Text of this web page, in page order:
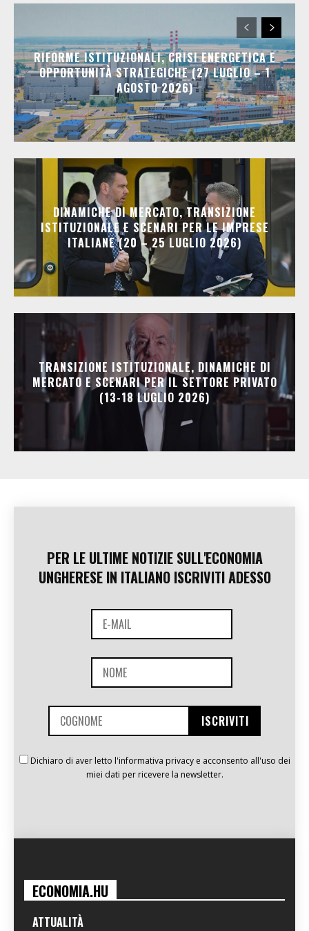
RIFORME ISTITUZIONALI, CRISI ENERGETICA E
OPPORTUNITÀ STRATEGICHE (27 LUGLIO – 1
AGOSTO 2026)
DINAMICHE DI MERCATO, TRANSIZIONE
ISTITUZIONALE E SCENARI PER LE IMPRESE
ITALIANE (20 – 25 LUGLIO 2026)
TRANSIZIONE ISTITUZIONALE, DINAMICHE DI
MERCATO E SCENARI PER IL SETTORE PRIVATO
(13-18 LUGLIO 2026)
PER LE ULTIME NOTIZIE SULL'ECONOMIA
UNGHERESE IN ITALIANO ISCRIVITI ADESSO
Dichiaro di aver letto l'informativa privacy e acconsento all'uso dei
miei dati per ricevere la newsletter.
ECONOMIA.HU
ATTUALITÀ